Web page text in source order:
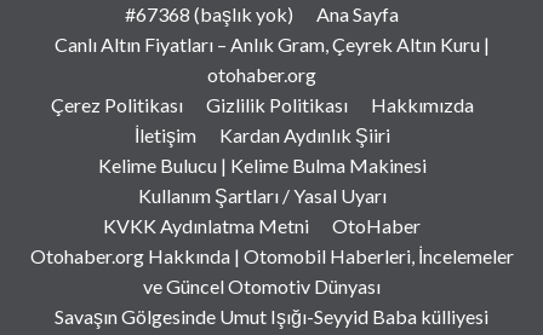
#67368 (başlık yok)
Ana Sayfa
Canlı Altın Fiyatları – Anlık Gram, Çeyrek Altın Kuru |
otohaber.org
Çerez Politikası
Gizlilik Politikası
Hakkımızda
İletişim
Kardan Aydınlık Şiiri
Kelime Bulucu | Kelime Bulma Makinesi
Kullanım Şartları / Yasal Uyarı
KVKK Aydınlatma Metni
OtoHaber
Otohaber.org Hakkında | Otomobil Haberleri, İncelemeler
ve Güncel Otomotiv Dünyası
Savaşın Gölgesinde Umut Işığı-Seyyid Baba külliyesi